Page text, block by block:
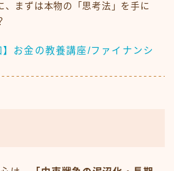
、まずは本物の「思考法」を手に
】お金の教養講座/ファイナンシ